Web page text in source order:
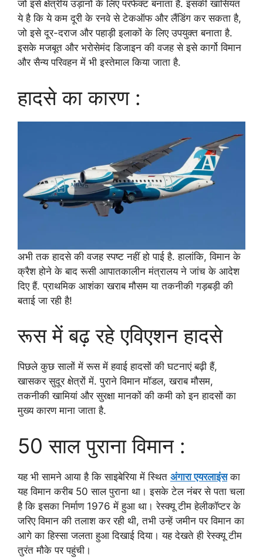
जो इसे क्षेत्रीय उड़ानों के लिए परफेक्ट बनाता है. इसकी खासियत
ये है कि ये कम दूरी के रनवे से टेकऑफ और लैंडिंग कर सकता है,
जो इसे दूर-दराज और पहाड़ी इलाकों के लिए उपयुक्त बनाता है.
इसके मजबूत और भरोसेमंद डिजाइन की वजह से इसे कार्गो विमान
और सैन्य परिवहन में भी इस्तेमाल किया जाता है.
हादसे का कारण :
अभी तक हादसे की वजह स्पष्ट नहीं हो पाई है. हालांकि, विमान के
क्रैश होने के बाद रूसी आपातकालीन मंत्रालय ने जांच के आदेश
दिए हैं. प्राथमिक आशंका खराब मौसम या तकनीकी गड़बड़ी की
बताई जा रही है!
रूस में बढ़ रहे एविएशन हादसे
पिछले कुछ सालों में रूस में हवाई हादसों की घटनाएं बढ़ी हैं,
खासकर सुदूर क्षेत्रों में. पुराने विमान मॉडल, खराब मौसम,
तकनीकी खामियां और सुरक्षा मानकों की कमी को इन हादसों का
मुख्य कारण माना जाता है.
50 साल पुराना विमान :
यह भी सामने आया है कि साइबेरिया में स्थित अंगारा एयरलाइंसका
यह विमान करीब 50 साल पुराना था। इसके टेल नंबर से पता चला
है कि इसका निर्माण 1976 में हुआ था। रेस्क्यू टीम हेलीकॉप्टर के
जरिए विमान की तलाश कर रही थी, तभी उन्हें जमीन पर विमान का
आगे का हिस्सा जलता हुआ दिखाई दिया। यह देखते ही रेस्क्यू टीम
तुरंत मौके पर पहुंची।